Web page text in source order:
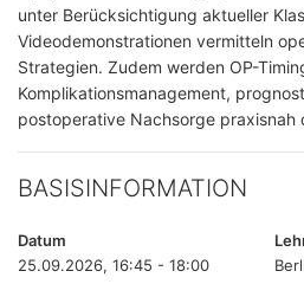
unter Berücksichtigung aktueller
Videodemonstrationen vermitteln
Strategien. Zudem werden OP-
Komplikationsmanagement,
postoperative Nachsorge praxisnah
BASISINFORMATION
Datum
25.09.2026, 16:45 - 18:00